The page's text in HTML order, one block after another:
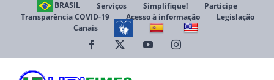
BRASIL Serviços Simplifique!
Participe
Transparência COVID-19
Acesso à informação
Legislação
Canais
Facebook YouTubeInstagram